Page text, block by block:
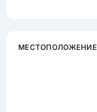
МЕСТОПОЛОЖЕНИЕ